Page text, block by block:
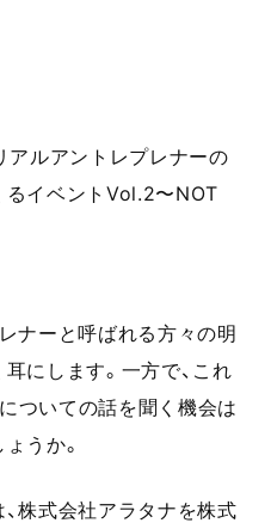
アルアントレプレナーの
るイベントVol.2〜NOT
ナーと呼ばれる方々の明
にします。一方で、これ
ついての話を聞く機会は
うか。
株式会社アラタナを株式